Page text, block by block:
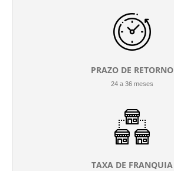
PRAZO DE RETORNO
24 a 36 meses
TAXA DE FRANQUIA